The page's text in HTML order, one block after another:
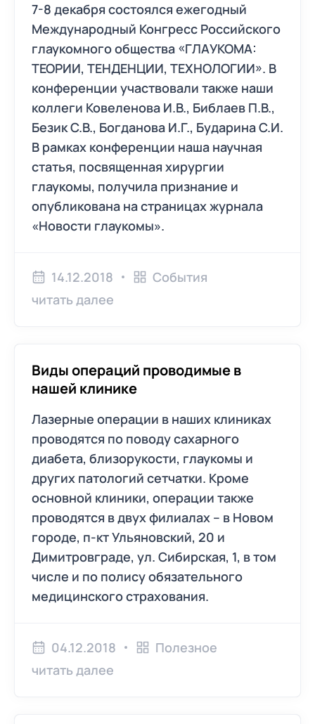
7-8 декабря состоялся ежегодный
Международный Конгресс Российского
глаукомного общества «ГЛАУКОМА:
ТЕОРИИ, ТЕНДЕНЦИИ, ТЕХНОЛОГИИ». В
конференции участвовали также наши
коллеги Ковеленова И.В., Библаев П.В.,
Безик С.В., Богданова И.Г., Бударина С.И.
В рамках конференции наша научная
статья, посвященная хирургии
глаукомы, получила признание и
опубликована на страницах журнала
«Новости глаукомы».
14.12.2018
События
читать далее
Виды операций проводимые в
нашей клинике
Лазерные операции в наших клиниках
проводятся по поводу сахарного
диабета, близорукости, глаукомы и
других патологий сетчатки. Кроме
основной клиники, операции также
проводятся в двух филиалах – в Новом
городе, п-кт Ульяновский, 20 и
Димитровграде, ул. Сибирская, 1, в том
числе и по полису обязательного
медицинского страхования.
04.12.2018
Полезное
читать далее